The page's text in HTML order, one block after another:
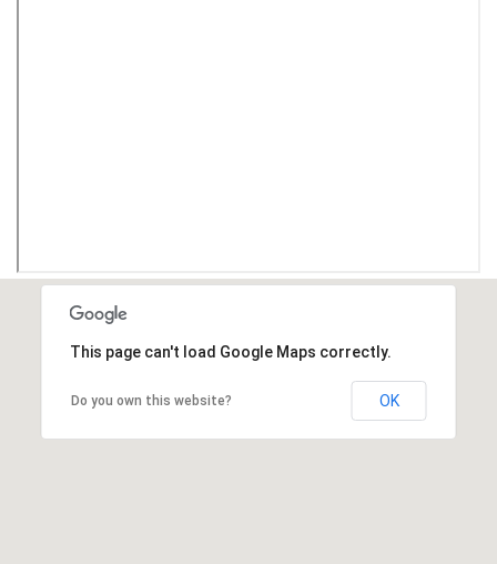
This page can't load Google Maps correctly.
Do you own this website? OK